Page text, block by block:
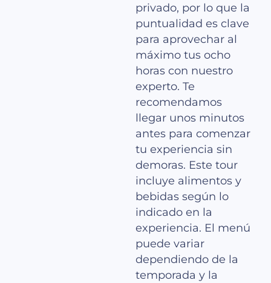
privado, por lo que la
puntualidad es clave
para aprovechar al
máximo tus ocho
horas con nuestro
experto. Te
recomendamos
llegar unos minutos
antes para comenzar
tu experiencia sin
demoras. Este tour
incluye alimentos y
bebidas según lo
indicado en la
experiencia. El menú
puede variar
dependiendo de la
temporada y la